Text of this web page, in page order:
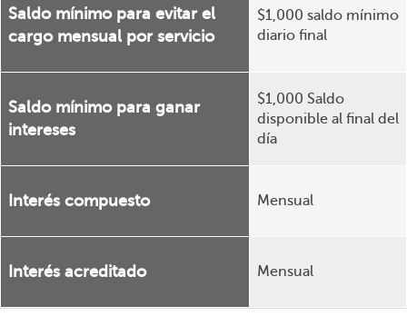
Saldo mínimo para evitar el
cargo mensual por servicio
$1,000 saldo mínimo
diario final
Saldo mínimo para ganar
intereses
$1,000 Saldo
disponible al final del
día
Interés compuesto Mensual
Interés acreditado Mensual